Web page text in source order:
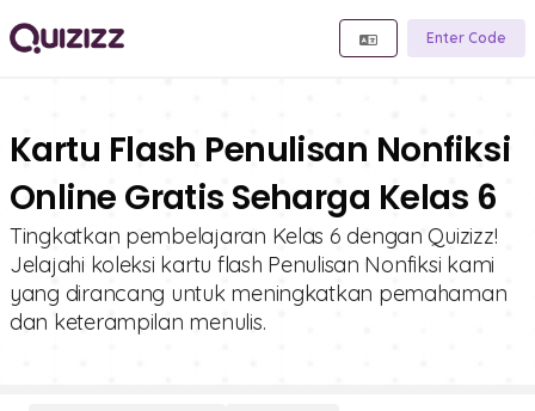
Enter Code
Kartu Flash Penulisan Nonfiksi
Online Gratis Seharga Kelas 6
Tingkatkan pembelajaran Kelas 6 dengan Quizizz!
Jelajahi koleksi kartu flash Penulisan Nonfiksi kami
yang dirancang untuk meningkatkan pemahaman
dan keterampilan menulis.